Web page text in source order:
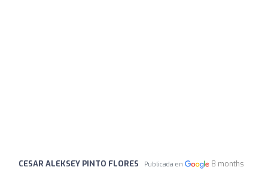
CESAR ALEKSEY PINTO FLORES Publicada en
8 months